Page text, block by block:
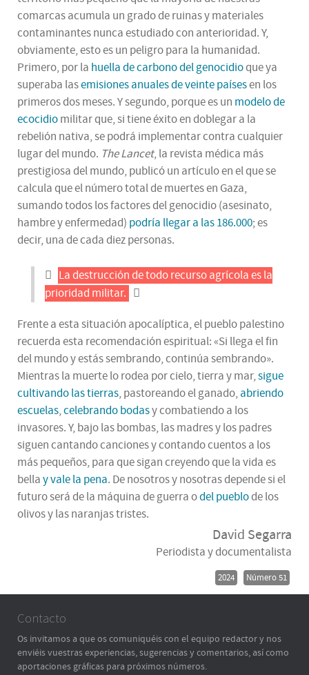
comarcas acumula un grado de ruinas y materiales
contaminantes nunca estudiado con anterioridad. Y,
obviamente, esto es un peligro para la humanidad.
Primero, por la huella de carbono del genocidioque ya
superaba lasemisiones anuales de veinte paísesen los
primeros dos meses. Y segundo, porque es un modelo de
ecocidiomilitar que, si tiene éxito en doblegar a la
rebelión nativa, se podrá implementar contra cualquier
lugar del mundo. The Lancet, la revista médica más
prestigiosa del mundo, publicó un artículo en el que se
calcula que el número total de muertes en Gaza,
sumando todos los factores del genocidio (asesinato,
hambre y enfermedad) podría llegar a las 186.000; es
decir, una de cada diez personas.
La destrucción de todo recurso agrícola es la
prioridad militar.
Frente a esta situación apocalíptica, el pueblo palestino
recuerda esta recomendación espiritual: «Si llega el fin
del mundo y estás sembrando, continúa sembrando».
Mientras la muerte lo rodea por cielo, tierra y mar,sigue
cultivando las tierras, pastoreando el ganado,abriendo
escuelas,celebrando bodasy combatiendo a los
invasores. Y, bajo las bombas, las madres y los padres
siguen cantando canciones y contando cuentos a los
más pequeños, para que sigan creyendo que la vida es
bellay vale la pena. De nosotros y nosotras depende si el
futuro será de la máquina de guerra odel pueblode los
olivos y las naranjas tristes.
David Segarra
Periodista y documentalista
2024 Número 51
Contacto
Os invitamos a que os comuniquéis con el equipo redactor y nos
enviéis vuestras experiencias, sugerencias y comentarios, así como
aportaciones gráficas para próximos números.